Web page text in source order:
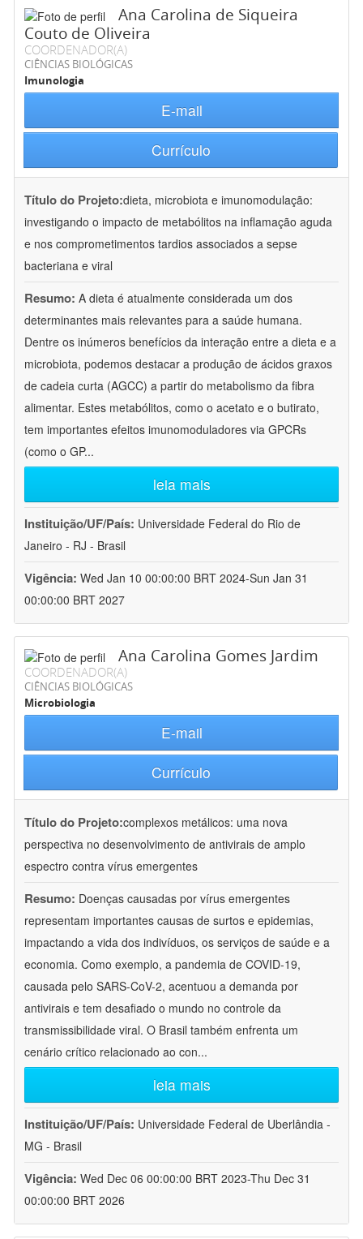
Ana Carolina de Siqueira
Couto de Oliveira
COORDENADOR(A)
CIÊNCIAS BIOLÓGICAS
Imunologia
E-mail
Currículo
Título do Projeto:dieta, microbiota e imunomodulação:
investigando o impacto de metabólitos na inflamação aguda
e nos comprometimentos tardios associados a sepse
bacteriana e viral
Resumo: A dieta é atualmente considerada um dos
determinantes mais relevantes para a saúde humana.
Dentre os inúmeros benefícios da interação entre a dieta e a
microbiota, podemos destacar a produção de ácidos graxos
de cadeia curta (AGCC) a partir do metabolismo da fibra
alimentar. Estes metabólitos, como o acetato e o butirato,
tem importantes efeitos imunomoduladores via GPCRs
(como o GP...
leia mais
Instituição/UF/País: Universidade Federal do Rio de
Janeiro - RJ - Brasil
Vigência: Wed Jan 10 00:00:00 BRT 2024-Sun Jan 31
00:00:00 BRT 2027
Ana Carolina Gomes Jardim
COORDENADOR(A)
CIÊNCIAS BIOLÓGICAS
Microbiologia
E-mail
Currículo
Título do Projeto:complexos metálicos: uma nova
perspectiva no desenvolvimento de antivirais de amplo
espectro contra vírus emergentes
Resumo: Doenças causadas por vírus emergentes
representam importantes causas de surtos e epidemias,
impactando a vida dos indivíduos, os serviços de saúde e a
economia. Como exemplo, a pandemia de COVID-19,
causada pelo SARS-CoV-2, acentuou a demanda por
antivirais e tem desafiado o mundo no controle da
transmissibilidade viral. O Brasil também enfrenta um
cenário crítico relacionado ao con...
leia mais
Instituição/UF/País: Universidade Federal de Uberlândia -
MG - Brasil
Vigência: Wed Dec 06 00:00:00 BRT 2023-Thu Dec 31
00:00:00 BRT 2026